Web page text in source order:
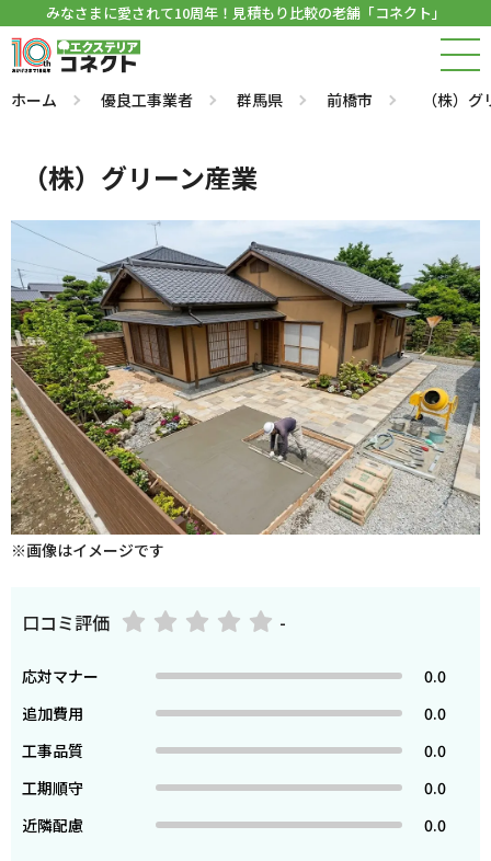
みなさまに愛されて10周年！見積もり比較の老舗「コネクト」
ホーム 優良工事業者 群馬県 前橋市 （株）
（株）グリーン産業
※画像はイメージです
口コミ評価 -
応対マナー
0.0
追加費用
0.0
工事品質
0.0
工期順守
0.0
近隣配慮
0.0